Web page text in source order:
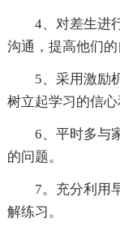
4、对差生进
沟通，提高他们的
5、采用激励
树立起学习的信心
6、平时多与
的问题。
7。充分利用
解练习。